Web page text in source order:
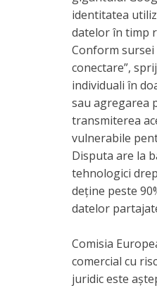
identitatea
datelor în timp
Conform sursei
conectare”,
individuali în
sau agregarea
transmiterea
vulnerabile
​Disputa are la
tehnologici
deține peste
datelor
Comisia
comercial cu
juridic este